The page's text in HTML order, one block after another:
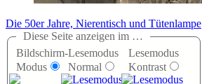
Die 50er Jahre, Nierentisch und Tütenlampe
Diese Seite anzeigen im …
Bildschirm-
Modus
Lesemodus
Normal
Lesemodus
Kontrast